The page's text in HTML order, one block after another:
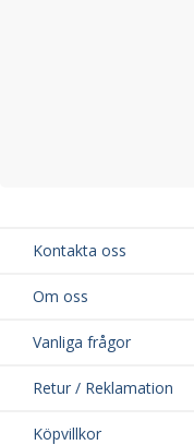
Kontakta oss
Om oss
Vanliga frågor
Retur / Reklamation
Köpvillkor